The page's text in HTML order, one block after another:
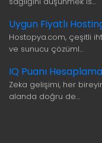
Uygun Fiyatlı
Hostopya.com, çeşitli
ve sunucu çözüml…
IQ Puanı Hesaplama
Zeka gelişimi, her
alanda doğru de…